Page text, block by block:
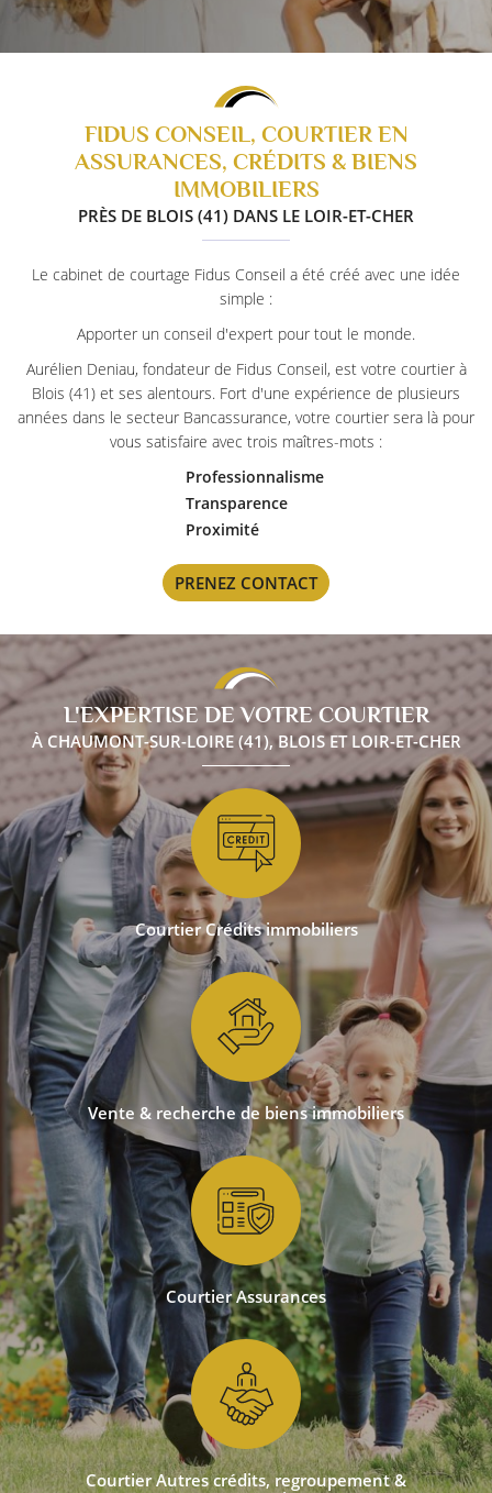
FIDUS CONSEIL, COURTIER EN
ASSURANCES, CRÉDITS & BIENS
IMMOBILIERS
PRÈS DE BLOIS (41) DANS LE LOIR-ET-CHER
Le cabinet de courtage Fidus Conseil a été créé avec une idée
simple :
Apporter un conseil d'expert pour tout le monde.
Aurélien Deniau, fondateur de Fidus Conseil, est votre courtier à
Blois (41) et ses alentours. Fort d'une expérience de plusieurs
années dans le secteur Bancassurance, votre courtier sera là pour
vous satisfaire avec trois maîtres-mots :
Professionnalisme
Transparence
Proximité
PRENEZ CONTACT
L'EXPERTISE DE VOTRE COURTIER
À CHAUMONT-SUR-LOIRE (41), BLOIS ET LOIR-ET-CHER
Courtier Crédits immobiliers
Vente & recherche de biens immobiliers
Courtier Assurances
Courtier Autres crédits,regroupement &